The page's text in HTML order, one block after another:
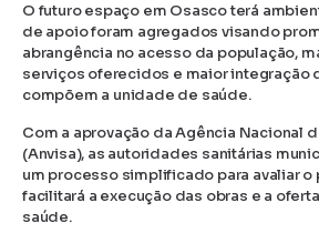
O futuro espaço em Osasco terá
de apoio foram agregados visando
abrangência no acesso da população,
serviços oferecidos e maior integração
compõem a unidade de saúde.
Com a aprovação da Agência Nacional
(Anvisa), as autoridades sanitárias
um processo simplificado para avaliar o
facilitará a execução das obras e a
saúde.